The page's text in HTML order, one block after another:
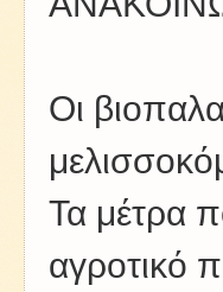
Οι
Τα μέτρα
αγροτικό